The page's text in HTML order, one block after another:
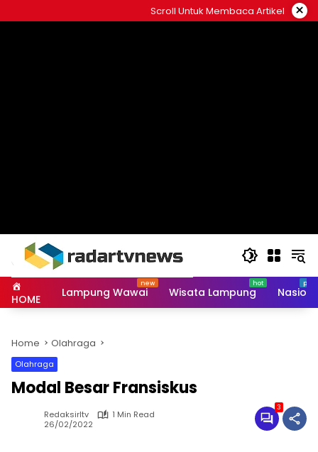
to
Scroll Untuk Membaca Artikel ×
HOME Lampung Wawai Wisata Lampung
Home Olahraga
Olahraga
Modal Besar Fransiskus
Redaksirltv
1 Min Read
26/02/2022
3